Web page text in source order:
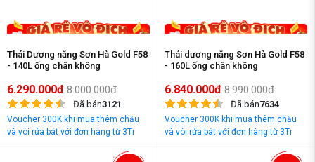
Thái Dương năng Sơn Hà Gold F58
- 140L ống chân không
6.290.000đ 8.000.000đ
Đã bán3121
Voucher 300K khi mua thêm chậu
và vòi rửa bát với đơn hàng từ 3Tr
Thái dương năng Sơn Hà Gold F58
- 160L ống chân không
6.840.000đ 8.990.000đ
Đã bán7634
Voucher 300K khi mua thêm chậu
và vòi rửa bát với đơn hàng từ 3Tr